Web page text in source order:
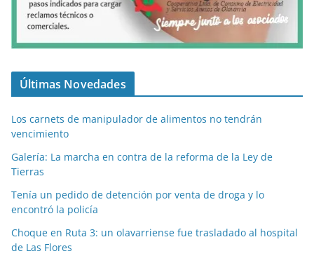
Últimas Novedades
Los carnets de manipulador de alimentos no tendrán
vencimiento
Galería: La marcha en contra de la reforma de la Ley de
Tierras
Tenía un pedido de detención por venta de droga y lo
encontró la policía
Choque en Ruta 3: un olavarriense fue trasladado al hospital
de Las Flores